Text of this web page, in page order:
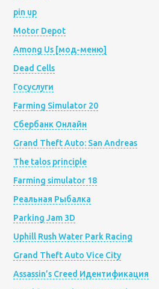
pin up
Motor Depot
Among Us [мод-меню]
Dead Cells
Госуслуги
Farming Simulator 20
Сбербанк Онлайн
Grand Theft Auto: San Andreas
The talos principle
Farming simulator 18
Реальная Рыбалка
Parking Jam 3D
Uphill Rush Water Park Racing
Grand Theft Auto Vice City
Assassin’s Creed Идентификация